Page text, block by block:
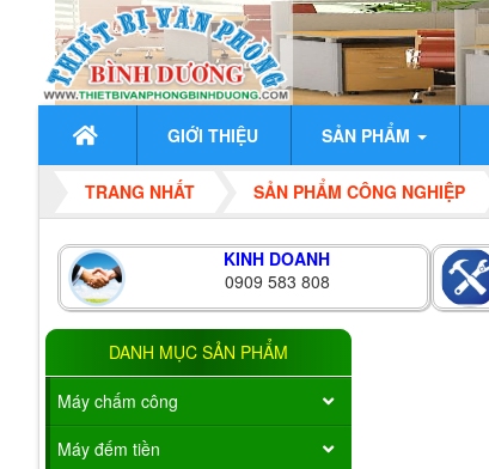
GIỚI THIỆU SẢN PHẨM
TRANG NHẤT SẢN PHẨM CÔNG NGHIỆP
KINH DOANH
0909 583 808
DANH MỤC SẢN PHẨM
Máy chấm công
Máy đếm tiền